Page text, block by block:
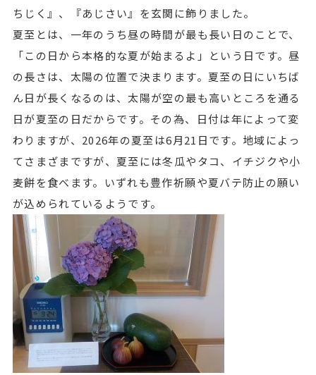
ちじく』、『あじさい』を玄関に飾りました。
夏至とは、一年のうち昼の時間が最も長い日のことで、
「この日から本格的な夏が始まるよ」という日です。昼
の長さは、太陽の位置で決まります。夏至の日にいちば
ん日が長くなるのは、太陽が空の最も高いところを通る
日が夏至の日だからです。その為、日付は年によって変
わりますが、2026年の夏至は6月21日です。地域によっ
てさまざまですが、夏至には冬瓜やタコ、イチジクや小
麦餅を食べます。いずれも豊作祈願や夏バテ防止の願い
が込められているようです。